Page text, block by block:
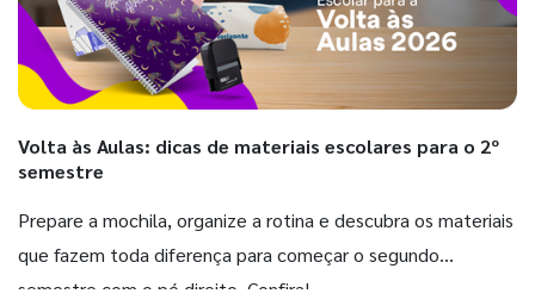
Volta às Aulas: dicas de materiais escolares para o 2º
semestre
Prepare a mochila, organize a rotina e descubra os materiais
que fazem toda diferença para começar o segundo
semestre com o pé direito. Confira!